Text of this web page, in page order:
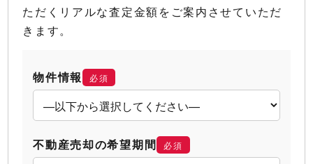
ただくリアルな査定金額をご案内させていただ
きます。
物件情報 必須
不動産売却の希望期間 必須